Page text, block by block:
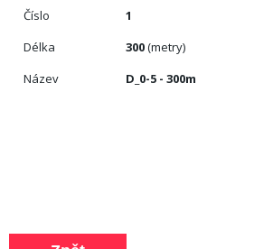
Číslo
1
Délka
300(metry)
Název
D_0-5 - 300m